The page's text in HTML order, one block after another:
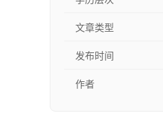
文章类型
发布时间
作者